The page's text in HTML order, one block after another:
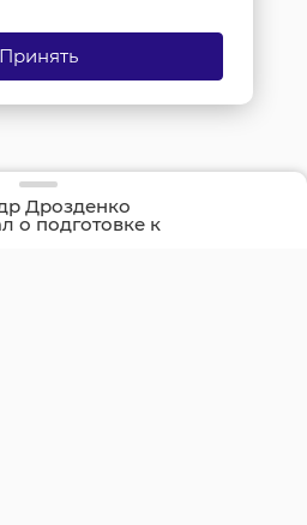
Дрозденко
о подготовке к
100-летия
Принять